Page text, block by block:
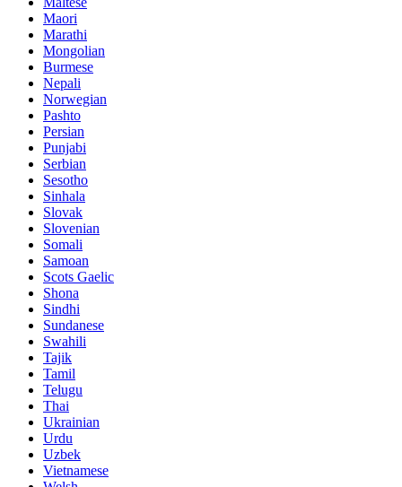
Maori
Marathi
Mongolian
Burmese
Nepali
Norwegian
Pashto
Persian
Punjabi
Serbian
Sesotho
Sinhala
Slovak
Slovenian
Somali
Samoan
Scots Gaelic
Shona
Sindhi
Sundanese
Swahili
Tajik
Tamil
Telugu
Thai
Ukrainian
Urdu
Uzbek
Vietnamese